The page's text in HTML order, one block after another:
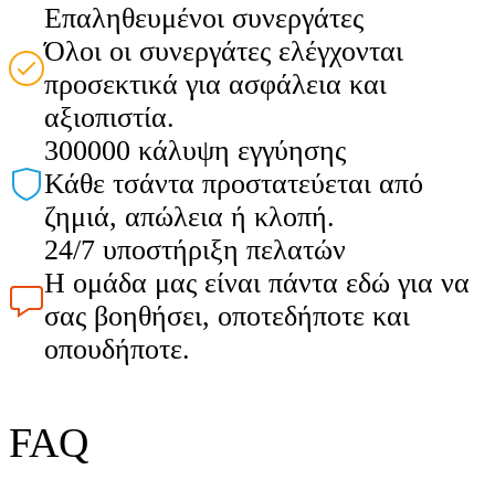
Επαληθευμένοι συνεργάτες
Όλοι οι συνεργάτες ελέγχονται
προσεκτικά για ασφάλεια και
αξιοπιστία.
300000 κάλυψη εγγύησης
Κάθε τσάντα προστατεύεται από
ζημιά, απώλεια ή κλοπή.
24/7 υποστήριξη πελατών
Η ομάδα μας είναι πάντα εδώ για να
σας βοηθήσει, οποτεδήποτε και
οπουδήποτε.
FAQ